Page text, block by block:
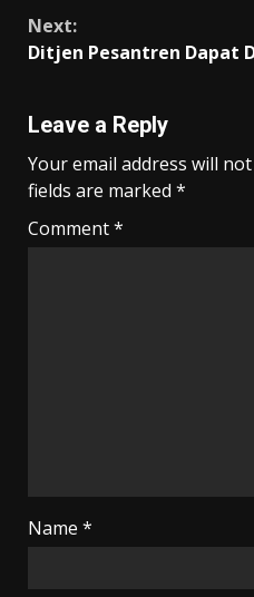
Next:
Ditjen Pesantren Dapat
Leave a Reply
Your email address will
fields are marked *
Comment*
Name *